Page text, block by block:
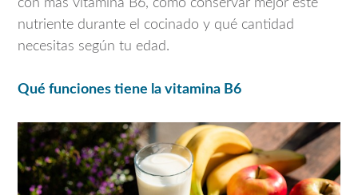
con más vitamina B6, cómo conservar mejor este
nutriente durante el cocinado y qué cantidad
necesitas según tu edad.
Qué funciones tiene la vitamina B6